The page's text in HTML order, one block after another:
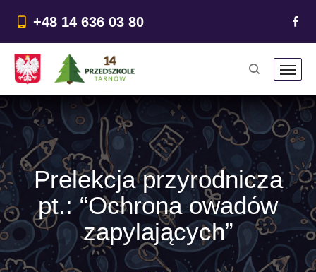
treści
+48 14 636 03 80
Prelekcja przyrodnicza
pt.: “Ochrona owadów
zapylających”